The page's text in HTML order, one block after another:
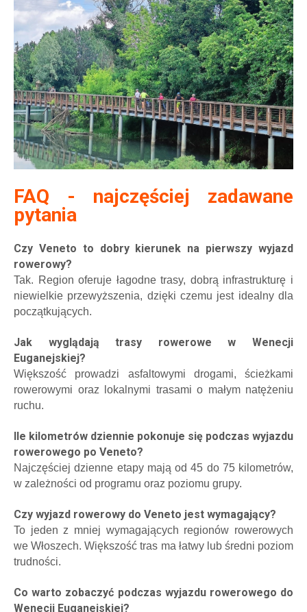
FAQ - najczęściej zadawane
pytania
Czy Veneto to dobry kierunek na pierwszy wyjazd
rowerowy?
Tak. Region oferuje łagodne trasy, dobrą infrastrukturę i
niewielkie przewyższenia, dzięki czemu jest idealny dla
początkujących.
Jak wyglądają trasy rowerowe w Wenecji
Euganejskiej?
Większość prowadzi asfaltowymi drogami, ścieżkami
rowerowymi oraz lokalnymi trasami o małym natężeniu
ruchu.
Ile kilometrów dziennie pokonuje się podczas wyjazdu
rowerowego po Veneto?
Najczęściej dzienne etapy mają od 45 do 75 kilometrów,
w zależności od programu oraz poziomu grupy.
Czy wyjazd rowerowy do Veneto jest wymagający?
To jeden z mniej wymagających regionów rowerowych
we Włoszech. Większość tras ma łatwy lub średni poziom
trudności.
Co warto zobaczyć podczas wyjazdu rowerowego do
Wenecji Euganejskiej?